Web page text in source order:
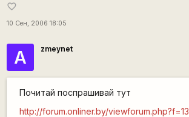
favorite_border
10 Сен, 2006 18:05
А zmeynet
Почитай поспрашивай тут
http://forum.onliner.by/viewforum.php?f=13